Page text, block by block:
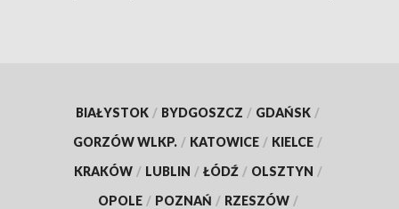
BIAŁYSTOK / BYDGOSZCZ / GDAŃSK /
GORZÓW WLKP. / KATOWICE / KIELCE /
KRAKÓW / LUBLIN / ŁÓDŹ / OLSZTYN /
OPOLE / POZNAŃ / RZESZÓW /